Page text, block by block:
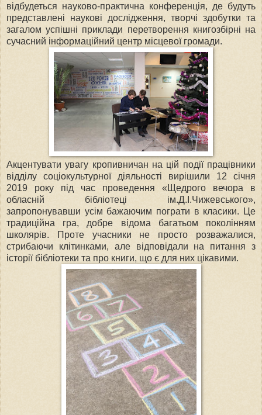
відбудеться науково-практична конференція, де будуть
представлені наукові дослідження, творчі здобутки та
загалом успішні приклади перетворення книгозбірні на
сучасний інформаційний центр місцевої громади.
Акцентувати увагу кропивничан на цій події працівники
відділу соціокультурної діяльності вирішили 12 січня
2019 року під час проведення «Щедрого вечора в
обласній бібліотеці ім.Д.І.Чижевського»,
запропонувавши усім бажаючим пограти в класики. Це
традиційна гра, добре відома багатьом поколінням
школярів. Проте учасники не просто розважалися,
стрибаючи клітинками, але відповідали на питання з
історії бібліотеки та про книги, що є для них цікавими.